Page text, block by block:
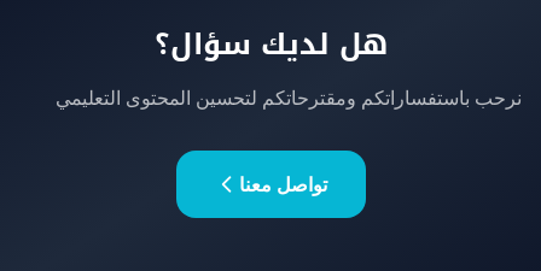
هل لديك سؤال؟
نرحب باستفساراتكم ومقترحاتكم لتحسين المحتوى التعليمي
تواصل معنا